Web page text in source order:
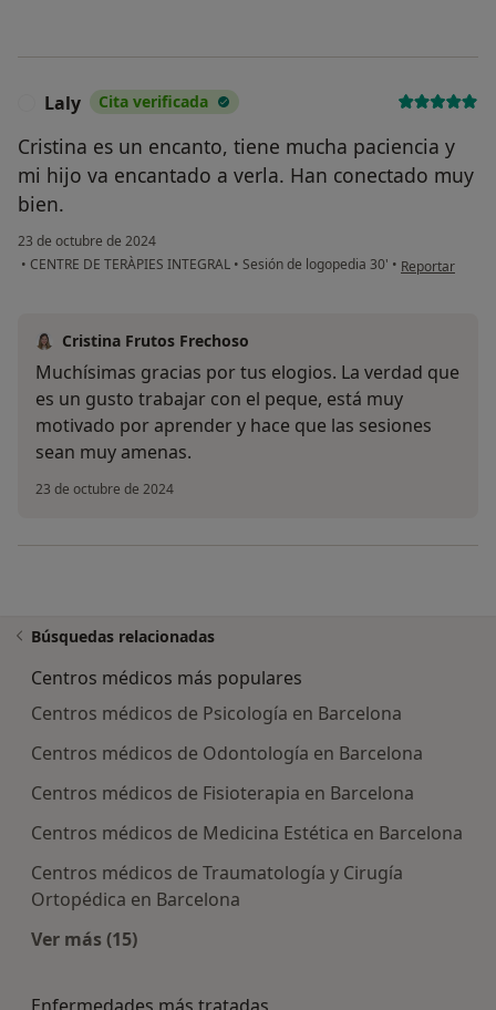
Laly Cita verificada
Cristina es un encanto, tiene mucha paciencia y
mi hijo va encantado a verla. Han conectado muy
bien.
23 de octubre de 2024
• CENTRE DE TERÀPIES INTEGRAL • Sesión de logopedia 30' • en opinión del
Reportar
Cristina Frutos Frechoso
Muchísimas gracias por tus elogios. La verdad que
es un gusto trabajar con el peque, está muy
motivado por aprender y hace que las sesiones
sean muy amenas.
23 de octubre de 2024
Búsquedas relacionadas
Centros médicos más populares
Centros médicos de Psicología en Barcelona
Centros médicos de Odontología en Barcelona
Centros médicos de Fisioterapia en Barcelona
Centros médicos de Medicina Estética en Barcelona
Centros médicos de Traumatología y Cirugía
Ortopédica en Barcelona
Ver más (15)